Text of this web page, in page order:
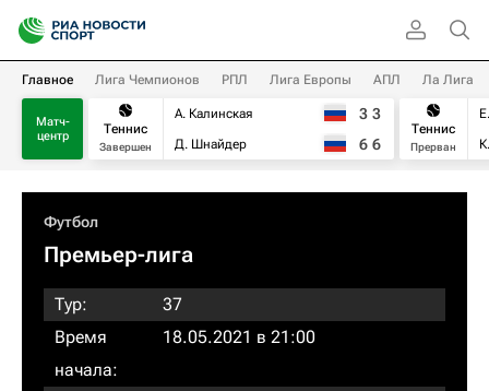
Главное Лига Чемпионов РПЛ Лига Европы АПЛ Ла Лига
Матч-
центр
Теннис
Завершен
А. Калинская
Д. Шнайдер
3 3
6 6
Теннис
Прерван
Футбол
Премьер-лига
Тур:
37
Время
начала:
18.05.2021 в 21:00